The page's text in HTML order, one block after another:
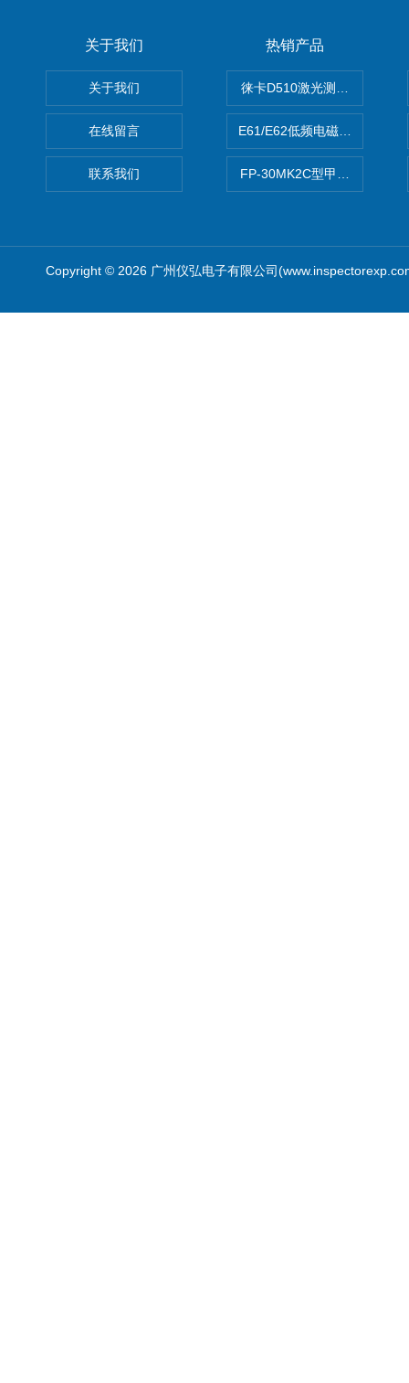
关于我们
关于我们
在线留言
联系我们
热销产品
徕卡D510激光测距仪
E61/E62低频电磁场强度分析
FP-30MK2C型甲醛检测仪
Copyright © 2026 广州仪弘电子有限公司